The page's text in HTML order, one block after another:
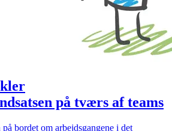
på tværs af teams
bordet om arbejdsgangene i det